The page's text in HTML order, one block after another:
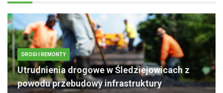
DROGI I REMONTY
Utrudnienia drogowe w Śledziejowicach z
powodu przebudowy infrastruktury